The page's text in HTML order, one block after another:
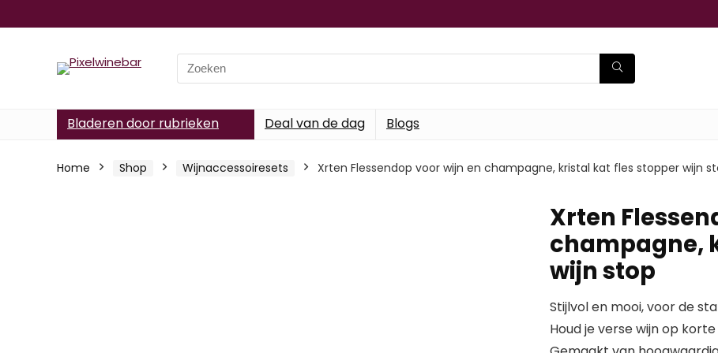
Search
for:
Bladeren door rubrieken Deal van de dag Blogs
Home Shop Wijnaccessoiresets Xrten Flessendop voor wijn en champagne, kristal kat fles stopper wijn
Xrten
champagne,
wijn stop
Stijlvol en mooi, voor de
Houd je verse wijn op